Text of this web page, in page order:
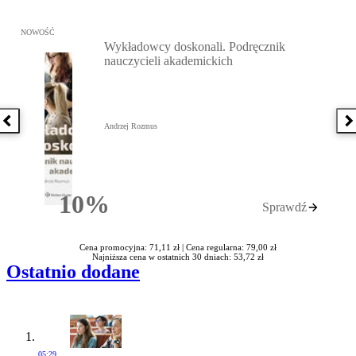
Poprzednia książka
Przejdź do: Wykładowcy doskonali. Podręcznik nauczycieli
NOWOŚĆ
10%Rabatu
Wykładowcy doskonali. Podręcznik
nauczycieli akademickich
Andrzej Rozmus
Sprawdź
Cena promocyjna: 71,11 zł | Cena regularna: 79,00 zł
Najniższa cena w ostatnich 30 dniach: 53,72 zł
Ostatnio dodane
05:29